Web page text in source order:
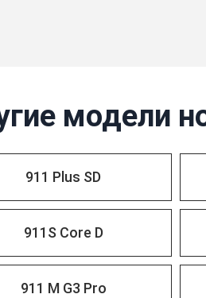
модели
911 Plus SD
911S Core D
911 M G3 Pro